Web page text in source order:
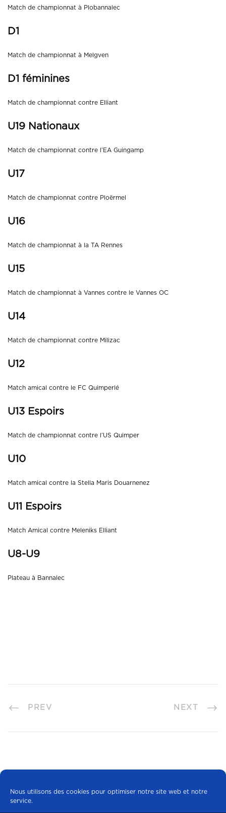
Nous utilisons des cookies pour optimiser notre site web et notre
service.
Match de championnat à Plobannalec
D1
Match de championnat à Melgven
D1 féminines
Match de championnat contre Elliant
U19 Nationaux
Match de championnat contre l’EA Guingamp
U17
Match de championnat contre Ploërmel
U16
Match de championnat à la TA Rennes
U15
Match de championnat à Vannes contre le Vannes OC
U14
Match de championnat contre Milizac
U12
Match amical contre le FC Quimperlé
U13 Espoirs
Match de championnat contre l’US Quimper
U10
Match amical contre la Stella Maris Douarnenez
U11 Espoirs
Match Amical contre Meleniks Elliant
U8-U9
Plateau à Bannalec
PREV NEXT